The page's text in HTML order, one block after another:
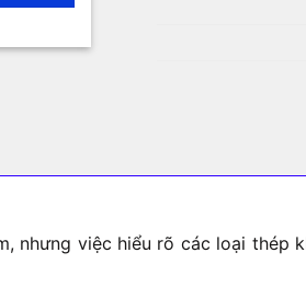
nhưng việc hiểu rõ các loại thép